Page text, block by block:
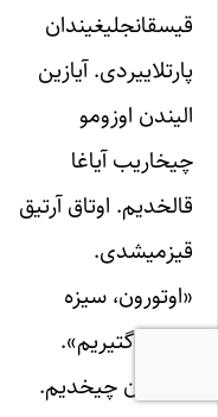
قیسقانجلیغیندان
پارتلاییردی. آیازین
الیندن اوزومو
چیخاریب آیاغا
قالخدیم. اوتاق آرتیق
قیزمیشدی.
«اوتورون، سیزه
یئمک گتیریم».
اوتاقدان چیخدیم.